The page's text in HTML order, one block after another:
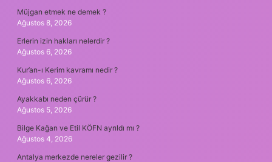
Müjgan etmek ne demek ?
Ağustos 8, 2026
Erlerin izin hakları nelerdir ?
Ağustos 6, 2026
Kur’an-ı Kerim kavramı nedir ?
Ağustos 6, 2026
Ayakkabı neden çürür ?
Ağustos 5, 2026
Bilge Kağan ve Etil KÖFN ayrıldı mı ?
Ağustos 4, 2026
Antalya merkezde nereler gezilir ?